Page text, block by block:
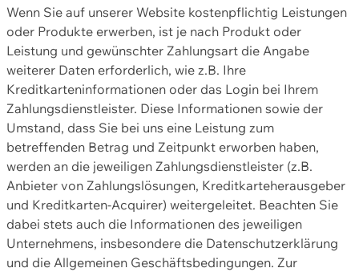
Wenn Sie auf unserer Website kostenpflichtig Leistungen
oder Produkte erwerben, ist je nach Produkt oder
Leistung und gewünschter Zahlungsart die Angabe
weiterer Daten erforderlich, wie z.B. Ihre
Kreditkarteninformationen oder das Login bei Ihrem
Zahlungsdienstleister. Diese Informationen sowie der
Umstand, dass Sie bei uns eine Leistung zum
betreffenden Betrag und Zeitpunkt erworben haben,
werden an die jeweiligen Zahlungsdienstleister (z.B.
Anbieter von Zahlungslösungen, Kreditkarteherausgeber
und Kreditkarten-Acquirer) weitergeleitet. Beachten Sie
dabei stets auch die Informationen des jeweiligen
Unternehmens, insbesondere die Datenschutzerklärung
und die Allgemeinen Geschäftsbedingungen. Zur